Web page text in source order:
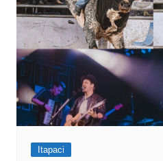
Itapaci